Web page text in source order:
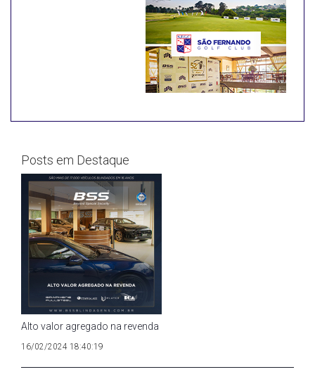
Posts em Destaque
Alto valor agregado na revenda
16/02/2024 18:40:19